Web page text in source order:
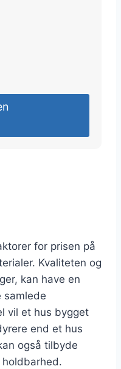
for prisen på
Kvaliteten og
kan have en
samlede
vil et hus bygget
end et hus
også tilbyde